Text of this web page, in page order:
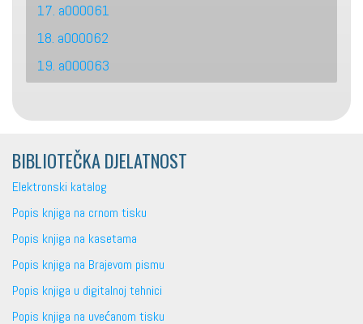
17. a000061
18. a000062
19. a000063
BIBLIOTEČKA DJELATNOST
Elektronski katalog
Popis knjiga na crnom tisku
Popis knjiga na kasetama
Popis knjiga na Brajevom pismu
Popis knjiga u digitalnoj tehnici
Popis knjiga na uvećanom tisku